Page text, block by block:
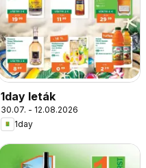
1day leták
30.07. - 12.08.2026
1day